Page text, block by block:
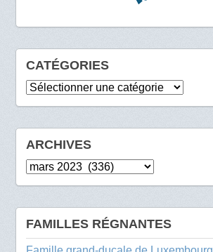
CATÉGORIES
Catégories
ARCHIVES
Archives
FAMILLES RÉGNANTES